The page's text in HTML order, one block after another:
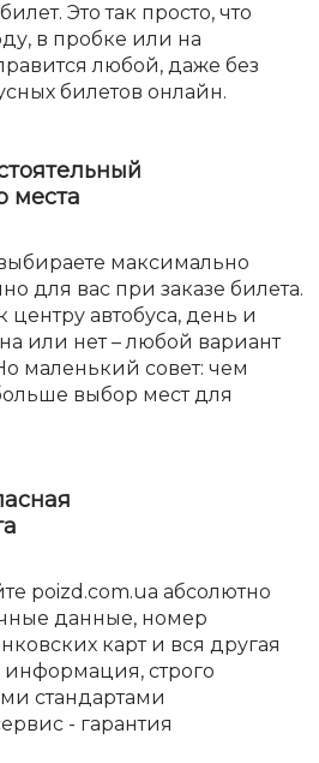
Это так просто, что
в пробке или на
любой, даже без
билетов онлайн.
места
максимально
для вас при заказе билета.
автобуса, день и
или нет – любой вариант
маленький совет: чем
выбор мест для
poizd.com.ua абсолютно
данные, номер
карт и вся другая
строго
стандартами
- гарантия